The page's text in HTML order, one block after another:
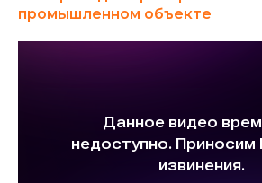
промышленном объекте